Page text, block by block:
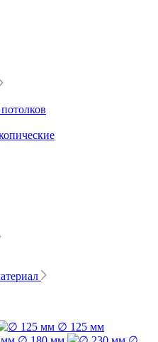
∅ 125 мм